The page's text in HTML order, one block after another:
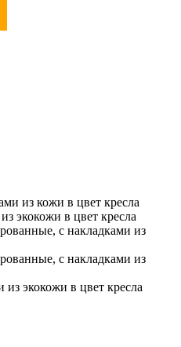
из кожи в цвет кресла
экокожи в цвет кресла
с накладками из
с накладками из
из экокожи в цвет кресла